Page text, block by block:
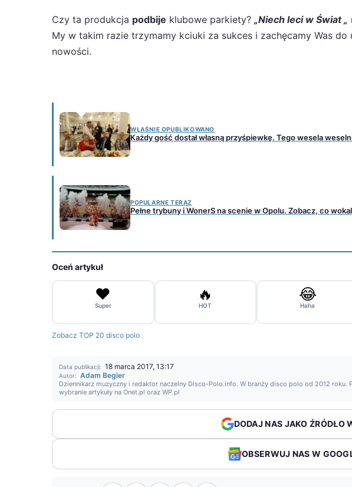
Czy ta produkcja podbije klubowe parkiety? „Niech leci w Świat „
My w takim razie trzymamy kciuki za sukces i zachęcamy Was
nowości.
WŁAŚNIE OPUBLIKOWANO
Każdy gość dostał własną przyśpiewkę. Tego wesela
POPULARNE TERAZ
Pełne trybuny i WonerS na scenie w Opolu. Zobacz, co
Oceń artykuł
❤️
Super
🔥
HOT
😂
Haha
Zobacz TOP 20 disco polo
Data publikacji: 18 marca 2017, 13:17
Autor: Adam Begier
Dziennikarz muzyczny i redaktor naczelny Disco-Polo.info. W branży disco polo od 2012 roku.
wybranie artykuły na Onet.pl oraz WP.pl
DODAJ NAS JAKO ŹRÓDŁO
OBSERWUJ NAS W